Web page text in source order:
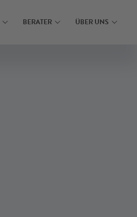
BERATER ÜBER UNS